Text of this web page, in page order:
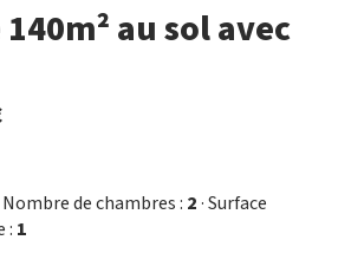
au sol avec
Nombre de chambres : 2· Surface
: 1